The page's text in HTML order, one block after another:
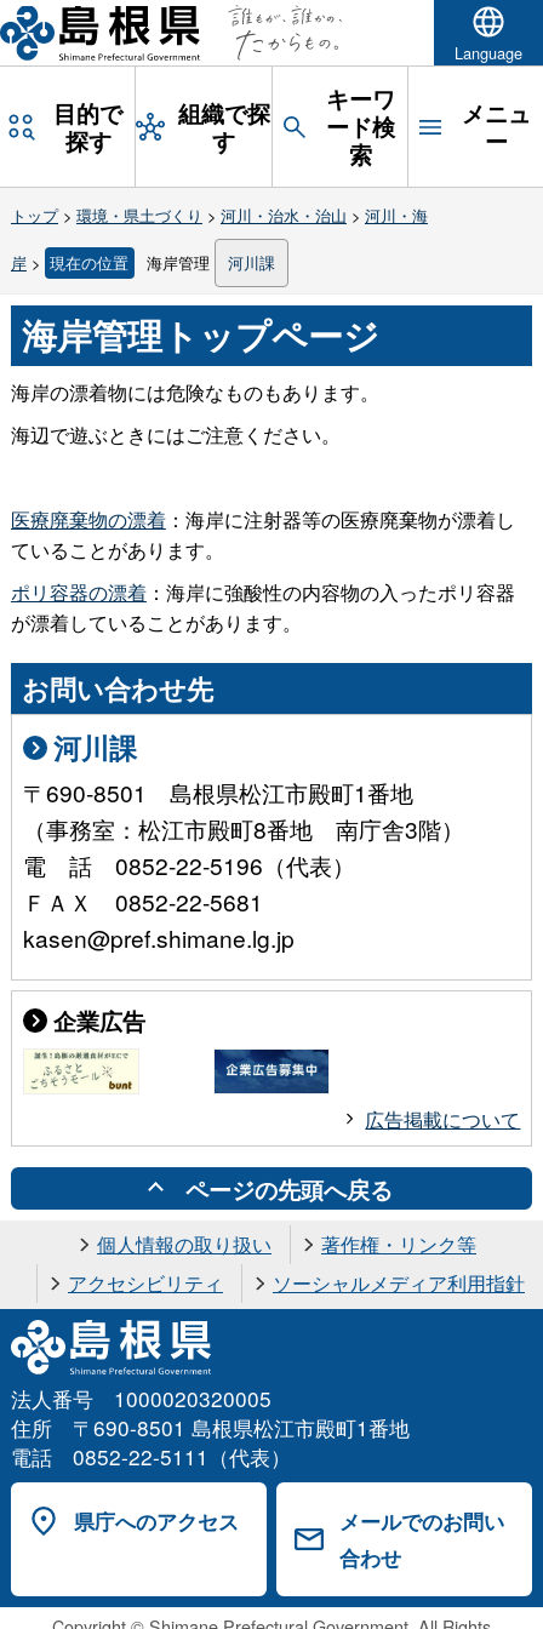
Language
目的で
探す
組織で探
す
キーワ
ード検
索
メニュ
ー
トップ> 環境・県土づくり > 河川・治水・治山 > 河川・海
岸> 現在の位置 海岸管理 河川課
海岸管理トップページ
海岸の漂着物には危険なものもあります。
海辺で遊ぶときにはご注意ください。
医療廃棄物の漂着：海岸に注射器等の医療廃棄物が漂着し
ていることがあります。
ポリ容器の漂着：海岸に強酸性の内容物の入ったポリ容器
が漂着していることがあります。
お問い合わせ先
河川課
〒690-8501 島根県松江市殿町1番地
（事務室：松江市殿町8番地 南庁舎3階）
電 話 0852-22-5196（代表）
ＦＡＸ 0852-22-5681
kasen@pref.shimane.lg.jp
企業広告
広告掲載について
ページの先頭へ戻る
個人情報の取り扱い
著作権・リンク等
アクセシビリティ
ソーシャルメディア利用指針
法人番号 1000020320005
住所 〒690-8501 島根県松江市殿町1番地
電話 0852-22-5111（代表）
県庁へのアクセス
メールでのお問い
合わせ